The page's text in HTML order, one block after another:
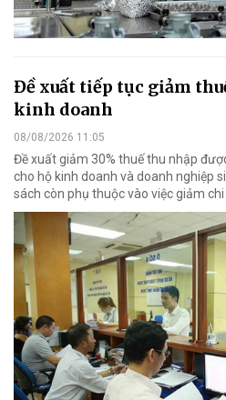
Đề xuất tiếp tục giảm
kinh doanh
08/08/2026 11:05
Đề xuất giảm 30% thuế thu nhập
cho hộ kinh doanh và doanh nghiệp
sách còn phụ thuộc vào việc giảm